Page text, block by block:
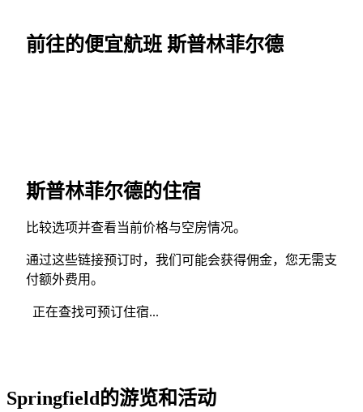
前往的便宜航班 斯普林菲尔德
斯普林菲尔德的住宿
比较选项并查看当前价格与空房情况。
通过这些链接预订时，我们可能会获得佣金，您无需支
付额外费用。
正在查找可预订住宿...
Springfield的游览和活动